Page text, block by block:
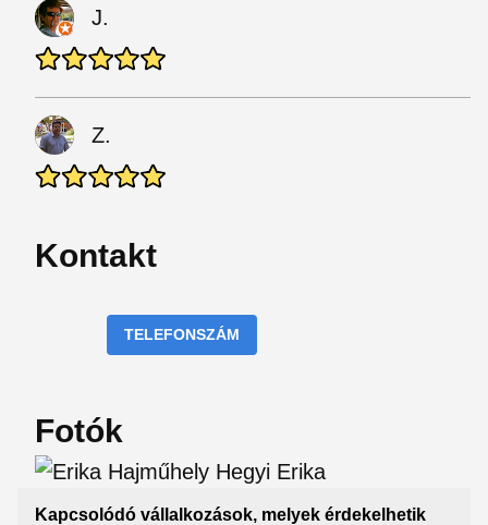
J.
Z.
Kontakt
TELEFONSZÁM
Fotók
Kapcsolódó vállalkozások, melyek érdekelhetik